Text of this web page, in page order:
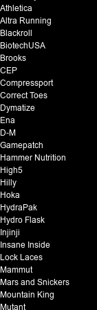
Athletica
Altra Running
Blackroll
BiotechUSA
Brooks
CEP
Compressport
Correct Toes
Dymatize
Ena
D-M
Gamepatch
Hammer Nutrition
High5
Hilly
Hoka
HydraPak
Hydro Flask
Injinji
Insane Inside
Lock Laces
Mammut
Mars and Snickers
Mountain King
Mutant